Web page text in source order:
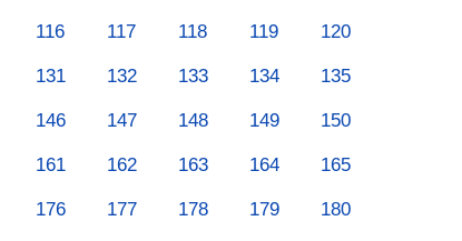
116 117 118 119 120
131 132 133 134 135
146 147 148 149 150
161 162 163 164 165
176 177 178 179 180